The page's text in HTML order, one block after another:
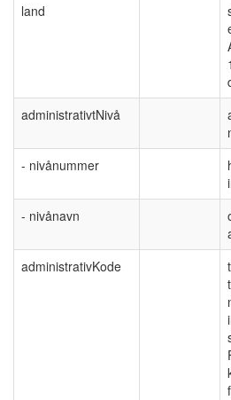
land
administrativtNivå
- nivånummer
- nivånavn
administrativKode